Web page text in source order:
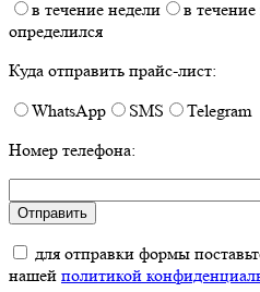
в течение недели
в течение
определился
Куда отправить прайс-лист:
WhatsApp
SMS
Telegram
Номер телефона:
для отправки формы
нашей политикой